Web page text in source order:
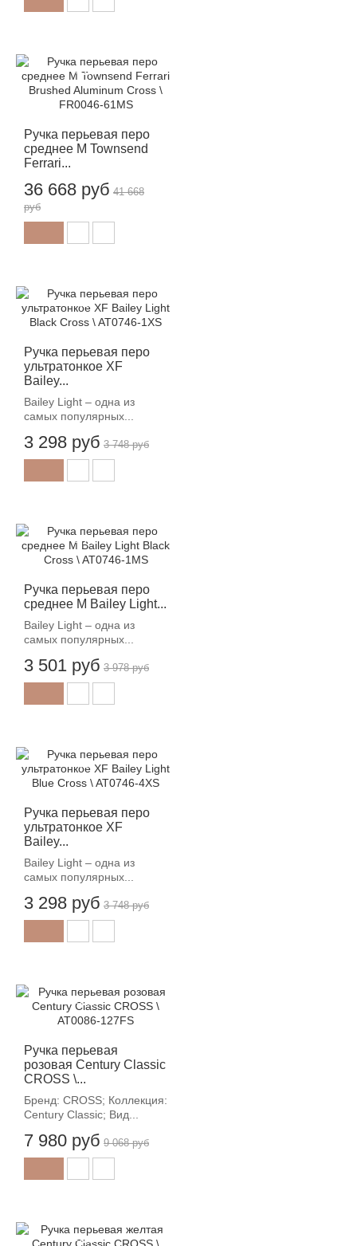
Ручка перьевая перо
среднее M Townsend
Ferrari...
36 668 руб
-12%
41 668
руб
Ручка перьевая перо
ультратонкое XF
Bailey...
Bailey Light – одна из
самых популярных...
3 298 руб
-12%
3 748 руб
Ручка перьевая перо
среднее M Bailey Light...
Bailey Light – одна из
самых популярных...
3 501 руб
-12%
3 978 руб
Ручка перьевая перо
ультратонкое XF
Bailey...
Bailey Light – одна из
самых популярных...
3 298 руб
-12%
3 748 руб
Ручка перьевая
розовая Century Classic
CROSS \...
Бренд: CROSS; Коллекция:
Century Classic; Вид...
7 980 руб
-12%
9 068 руб
-12%